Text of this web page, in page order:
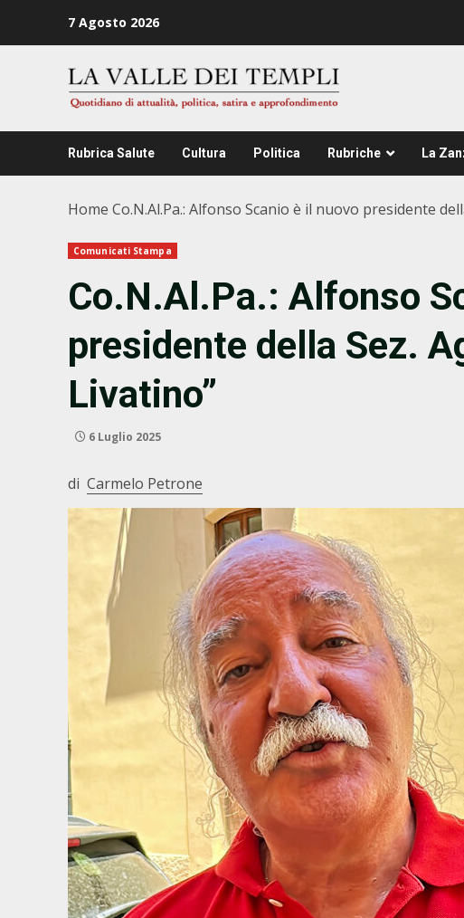
7 Agosto 2026
Rubrica Salute Cultura Politica Rubriche La
Home Co.N.Al.Pa.: Alfonso Scanio è il nuovo presidente
Comunicati Stampa
Co.N.Al.Pa.: Alfonso
presidente della Sez.
Livatino”
6 Luglio 2025
di Carmelo Petrone